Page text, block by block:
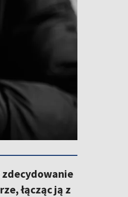
łącząc ją z